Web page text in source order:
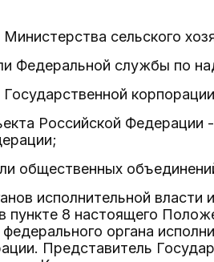
сельского
Федеральной службы по
Российской Федерации
общественных
исполнительной власти
пункте 8 настоящего
органа
Представитель